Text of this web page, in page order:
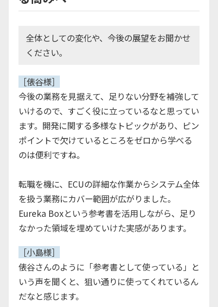
全体としての変化や、今後の展望をお聞かせ
ください。
［俵谷様］
今後の業務を見据えて、足りない分野を補強して
いけるので、すごく役に立っているなと思ってい
ます。開発に関する多様なトピックがあり、ピン
ポイントで欠けているところをゼロから学べる
のは便利ですね。
転職を機に、ECUの詳細な作業からシステム全体
を扱う業務にカバー範囲が広がりました。
Eureka Boxという参考書を活用しながら、足り
なかった領域を埋めていけた実感があります。
［小島様］
俵谷さんのように「参考書として使っている」と
いう声を聞くと、狙い通りに使ってくれているん
だなと感じます。